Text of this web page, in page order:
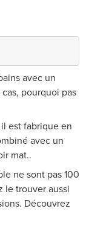
avec un
pourquoi pas
est fabrique en
avec un
mat..
ne sont pas 100
le trouver aussi
Découvrez